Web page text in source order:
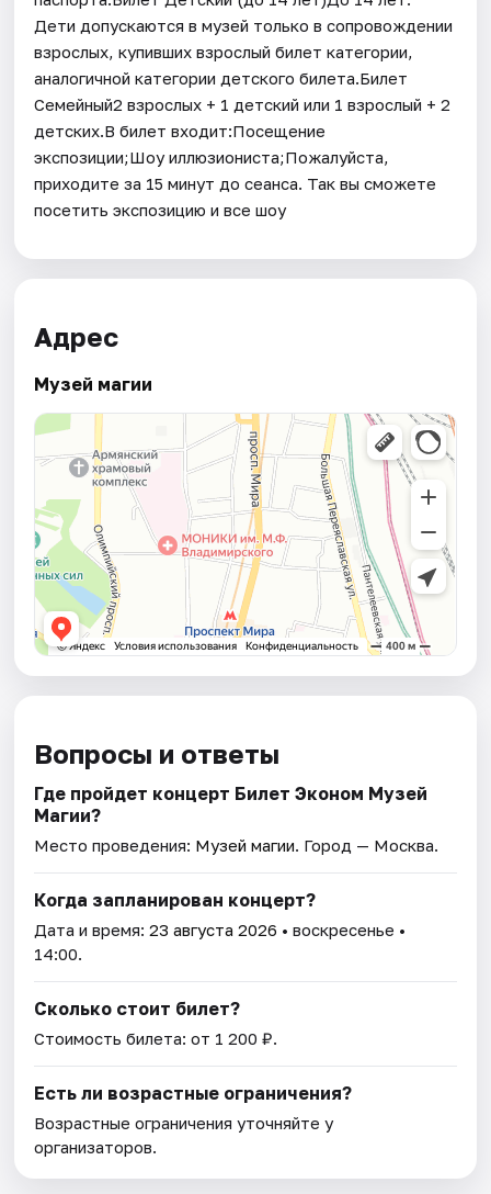
Дети допускаются в музей только в сопровождении
взрослых, купивших взрослый билет категории,
аналогичной категории детского билета.Билет
Семейный2 взрослых + 1 детский или 1 взрослый + 2
детских.В билет входит:Посещение
экспозиции;Шоу иллюзиониста;Пожалуйста,
приходите за 15 минут до сеанса. Так вы сможете
посетить экспозицию и все шоу
Адрес
Музей магии
Вопросы и ответы
Где пройдет концерт Билет Эконом Музей
Магии?
Место проведения: Музей магии. Город — Москва.
Когда запланирован концерт?
Дата и время:23 августа 2026 • воскресенье •
14:00.
Сколько стоит билет?
Стоимость билета: от 1 200 ₽.
Есть ли возрастные ограничения?
Возрастные ограничения уточняйте у
организаторов.